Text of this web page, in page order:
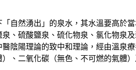
「自然湧出」的泉水，其水溫要高於
、硫酸鹽泉、硫化物泉、氯化物泉
陰陽理論的致中和理論，經由溫
、二氧化碳（無色、不可燃的氣